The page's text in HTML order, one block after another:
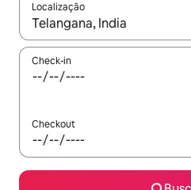
Localização
Quando os resultados
Check-in
Checkout